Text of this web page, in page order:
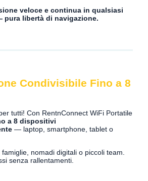
veloce e continua in qualsiasi
pura libertà di navigazione.
Condivisibile Fino a 8
tutti! Con RentnConnect WiFi Portatile
a 8 dispositivi
— laptop, smartphone, tablet o
nomadi digitali o piccoli team.
senza rallentamenti.